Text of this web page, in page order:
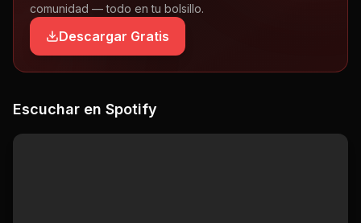
comunidad — todo en tu bolsillo.
Descargar Gratis
Escuchar en Spotify